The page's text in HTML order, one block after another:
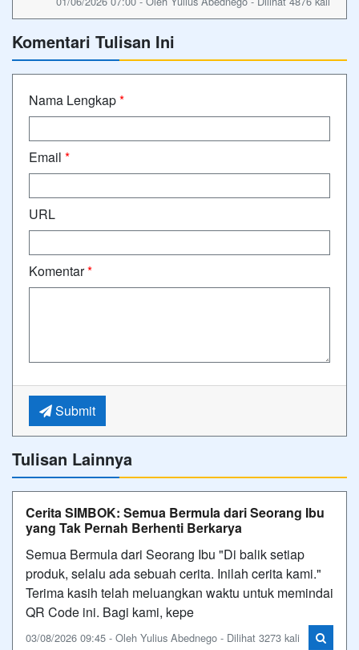
Komentari Tulisan Ini
Nama Lengkap*
Email *
URL
Komentar*
Submit
Tulisan Lainnya
Cerita SIMBOK: Semua Bermula dari Seorang Ibu
yang Tak Pernah Berhenti Berkarya
Semua Bermula dari Seorang Ibu "Di balik setiap
produk, selalu ada sebuah cerita. Inilah cerita kami."
Terima kasih telah meluangkan waktu untuk memindai
QR Code ini. Bagi kami, kepe
03/08/2026 09:45 - Oleh Yulius Abednego - Dilihat 3273 kali